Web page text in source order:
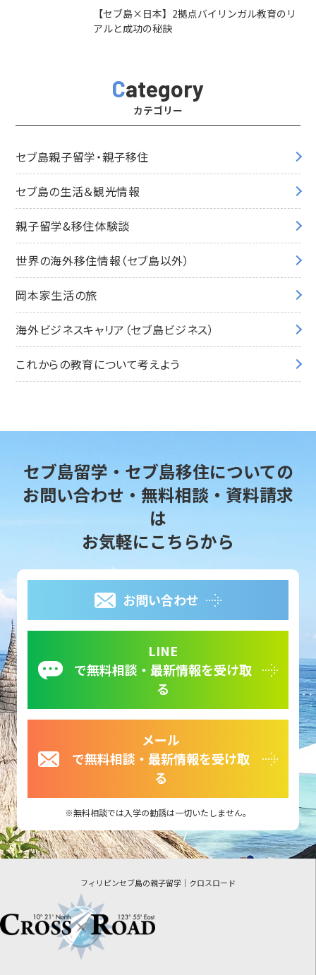
【セブ島×日本】2拠点バイリンガル教育のリ
アルと成功の秘訣
Category
カテゴリー
セブ島親子留学・親子移住
セブ島の生活＆観光情報
親子留学&移住体験談
世界の海外移住情報（セブ島以外）
岡本家生活の旅
海外ビジネスキャリア（セブ島ビジネス）
これからの教育について考えよう
セブ島留学・セブ島移住についての
お問い合わせ・無料相談・資料請求
は
お気軽にこちらから
お問い合わせ
LINE
で無料相談・最新情報を受け取
る
メール
で無料相談・最新情報を受け取
る
無料相談では入学の勧誘は一切いたしません。
フィリピンセブ島の親子留学｜クロスロード